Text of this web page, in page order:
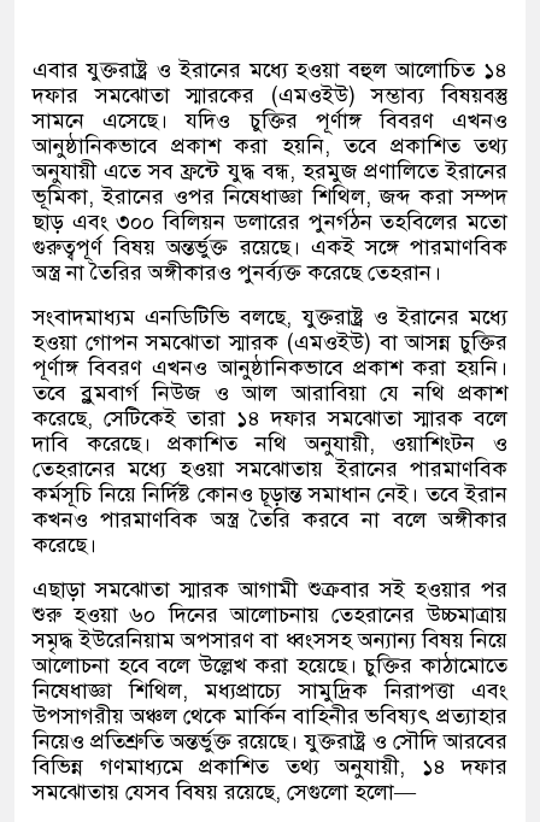
এবার যুক্তরাষ্ট্র ও ইরানের মধ্যে হওয়া বহুল আলোচিত ১৪
দফার সমঝোতা স্মারকের (এমওইউ)সম্ভাব্য বিষয়বস্তু
সামনে এসেছে। যদিও চুক্তির পূর্ণাঙ্গ বিবরণ এখনও
আনুষ্ঠানিকভাবে প্রকাশ করা হয়নি,তবে প্রকাশিত তথ্য
অনুযায়ী এতে সব ফ্রন্টে যুদ্ধ বন্ধ,হরমুজ প্রণালিতে ইরানের
ভূমিকা,ইরানের ওপর নিষেধাজ্ঞা শিথিল,জব্দ করা সম্পদ
ছাড় এবং ৩০০ বিলিয়ন ডলারের পুনর্গঠন তহবিলের মতো
গুরুত্বপূর্ণ বিষয় অন্তর্ভুক্ত রয়েছে। একই সঙ্গে পারমাণবিক
অস্ত্র না তৈরির অঙ্গীকারও পুনর্ব্যক্ত করেছে তেহরান।
সংবাদমাধ্যম এনডিটিভি বলছে,যুক্তরাষ্ট্র ও ইরানের মধ্যে
হওয়া গোপন সমঝোতা স্মারক (এমওইউ)বা আসন্ন চুক্তির
পূর্ণাঙ্গ বিবরণ এখনও আনুষ্ঠানিকভাবে প্রকাশ করা হয়নি।
তবে ব্লুমবার্গ নিউজ ও আল আরাবিয়া যে নথি প্রকাশ
করেছে, সেটিকেই তারা ১৪ দফার সমঝোতা স্মারক বলে
দাবি করেছে। প্রকাশিত নথি অনুযায়ী,ওয়াশিংটন ও
তেহরানের মধ্যে হওয়া সমঝোতায় ইরানের পারমাণবিক
কর্মসূচি নিয়ে নির্দিষ্ট কোনও চূড়ান্ত সমাধান নেই। তবে ইরান
কখনও পারমাণবিক অস্ত্র তৈরি করবে না বলে অঙ্গীকার
করেছে।
এছাড়া সমঝোতা স্মারক আগামী শুক্রবার সই হওয়ার পর
শুরু হওয়া ৬০ দিনের আলোচনায় তেহরানের উচ্চমাত্রায়
সমৃদ্ধ ইউরেনিয়াম অপসারণ বা ধ্বংসসহ অন্যান্য বিষয় নিয়ে
আলোচনা হবে বলে উল্লেখ করা হয়েছে। চুক্তির কাঠামোতে
নিষেধাজ্ঞা শিথিল,মধ্যপ্রাচ্যে সামুদ্রিক নিরাপত্তা এবং
উপসাগরীয় অঞ্চল থেকে মার্কিন বাহিনীর ভবিষ্যৎ প্রত্যাহার
নিয়েও প্রতিশ্রুতি অন্তর্ভুক্ত রয়েছে। যুক্তরাষ্ট্র ও সৌদি আরবের
বিভিন্ন গণমাধ্যমে প্রকাশিত তথ্য অনুযায়ী, ১৪ দফার
সমঝোতায় যেসব বিষয় রয়েছে, সেগুলো হলো—